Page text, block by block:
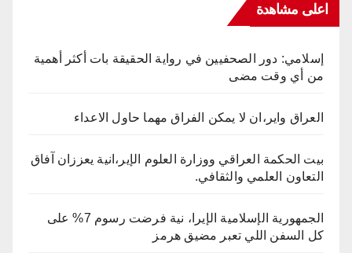
اعلى مشاهدة
إسلامي: دور الصحفيين في رواية الحقيقة بات أكثر أهمية
من أي وقت مضى
العراق واير،ان لا يمكن الفراق مهما حاول الاعداء
بيت الحكمة العراقي ووزارة العلوم الإير،انية يعززان آفاق
التعاون العلمي والثقافي.
الجمهورية الإسلامية الإيرا، نية فرضت رسوم 7% على
كل السفن اللي تعبر مضيق هرمز